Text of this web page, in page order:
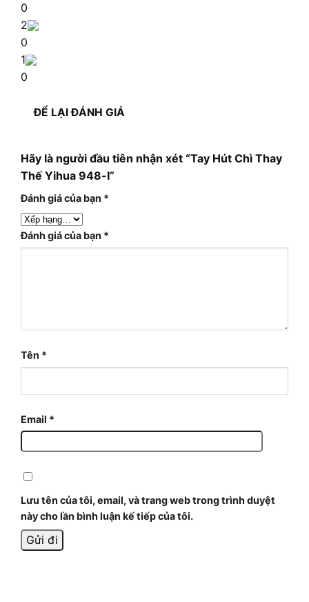
0
2
0
1
0
ĐỂ LẠI ĐÁNH GIÁ
Hãy là người đầu tiên nhận xét “Tay Hút Chì Thay
Thế Yihua 948-I”
Đánh giá của bạn *
Đánh giá của bạn *
Tên *
Email *
Lưu tên của tôi, email, và trang web trong trình duyệt
này cho lần bình luận kế tiếp của tôi.